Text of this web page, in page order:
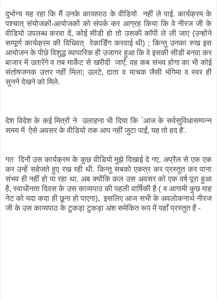
दुर्भाग्य यह रहा कि मैं उनके काव्यपाठ के वीडियो नहीं ले पाई. कार्यक्रम के
पश्चात् संयोजकों-आयोजकों को संपर्क कर आग्रह किया कि वे नीरज जी के
वीडियो उपलब्ध करवा दें, कोई सीडी हो तो उसकी कॉपी ले ली जाए (उन्होंने
सम्पूर्ण कार्यक्रम की विधिवत् रेकार्डिंग करवाई थी) ; किन्तु उनका रुख इस
आयोजन के पीछे विशुद्ध व्यापारिक ही उजागर हुआ कि वे इसकी सीडी बनवा कर
बाजार में उतारेंगे व तब मार्केट से खरीदी जाएँ. वह कब संभव होगा का भी कोई
संतोषजनक उत्तर नहीं मिला; उलटे, दाता व याचक जैसी भंगिमा व स्वर ही
सुनने देखने को मिले.
देश विदेश के कई मित्रों ने उलाहना भी दिया कि `आज के सर्वसुविधासम्पन्न
समय में ऐसे अवसर के वीडियो तक आप नहीं जुटा पाईं, यह तो हद है'.
गत दिनों उस कार्यक्रम के कुछ वीडियो मुझे दिखाई दे गए. अप्रैल से एक एक
कर उन्हें सहेजते हुए रख रही थी. किन्तु सबको एकत्र कर प्रस्तुत कर पाना
संभव ही नहीं हो पा रहा था. अब क्योंकि कल उस अवसर को एक वर्ष पूरा हुआ
है, स्वाधीनता दिवस के उस काव्यपाठ की पहली वार्षिकी है ( व आगामी कुछ माह
नेट को यदा कदा ही छूना हो पाएगा), इसलिए आज सभी के अवलोकनार्थ नीरज
जी के उस काव्यपाठ के टुकड़ा टुकड़ा अंश समेकित रूप में यहाँ प्रस्तुत हैं -